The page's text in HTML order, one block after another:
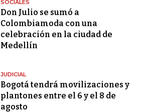
SOCIALES
Don Julio se sumó a
Colombiamoda con una
celebración en la ciudad de
Medellín
JUDICIAL
Bogotá tendrá movilizaciones y
plantones entre el 6 y el 8 de
agosto